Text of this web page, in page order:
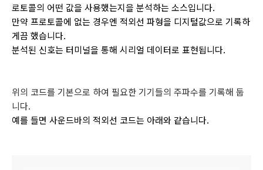
로토콜의 어떤 값을 사용했는지을 분석하는 소스입니다.
만약 프로토콜에 없는 경우엔 적외선 파형을 디지털값으로 기록하
게끔 했습니다.
분석된 신호는 터미널을 통해 시리얼 데이터로 표현됩니다.
위의 코드를 기본으로 하여 필요한 기기들의 주파수를 기록해 둡
니다.
예를 들면 사운드바의 적외선 코드는 아래와 같습니다.